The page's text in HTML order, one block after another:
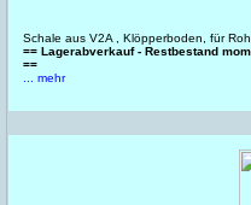
Schale aus V2A , Klöpperboden, für
== Lagerabverkauf - Restbestand
==
... mehr